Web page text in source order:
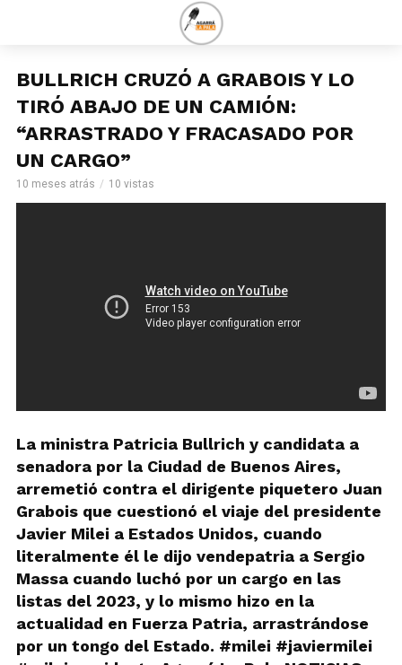
BULLRICH CRUZÓ A GRABOIS Y LO
TIRÓ ABAJO DE UN CAMIÓN:
“ARRASTRADO Y FRACASADO POR
UN CARGO”
10 meses atrás 10 vistas
La ministra Patricia Bullrich y candidata a
senadora por la Ciudad de Buenos Aires,
arremetió contra el dirigente piquetero Juan
Grabois que cuestionó el viaje del presidente
Javier Milei a Estados Unidos, cuando
literalmente él le dijo vendepatria a Sergio
Massa cuando luchó por un cargo en las
listas del 2023, y lo mismo hizo en la
actualidad en Fuerza Patria, arrastrándose
por un tongo del Estado. #milei #javiermilei